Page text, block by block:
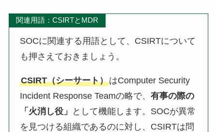
関連用語：CSIRTとMDR
SOCに関連する用語として、CSIRTについて
も押さえておきましょう。
CSIRT（シーサート）はComputer Security
Incident Response Teamの略で、有事の際の
「火消し役」
として機能します。SOCが異常
を見つける組織であるのに対し、CSIRTは問